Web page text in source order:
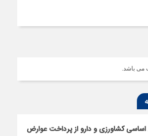
می باشد.
199 کالای اساسی کشاورزی و دارو از پرداخت عوارض